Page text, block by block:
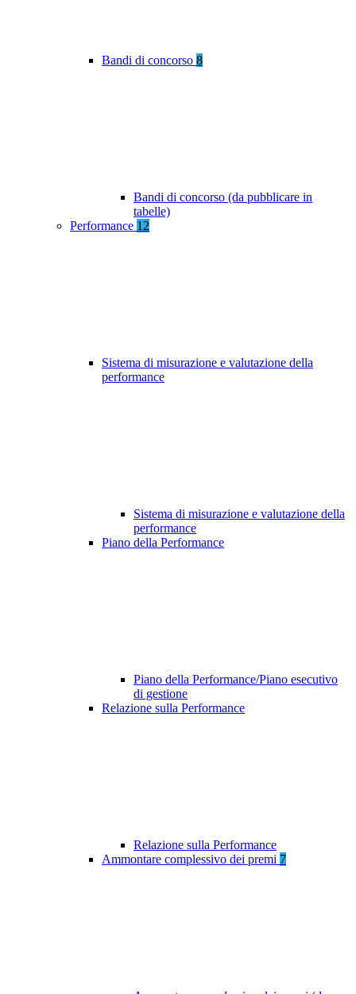
Bandi di concorso 8
Bandi di concorso (da pubblicare in
tabelle)
Performance 12
Sistema di misurazione e valutazione della
performance
Sistema di misurazione e valutazione della
performance
Piano della Performance
Piano della Performance/Piano esecutivo
di gestione
Relazione sulla Performance
Relazione sulla Performance
Ammontare complessivo dei premi 7